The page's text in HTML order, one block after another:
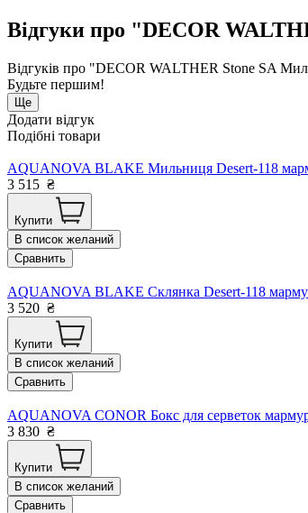
Відгуки про "DECOR
Відгуків про "DECOR WALTHER Stone SA
Будьте першим!
Ще
Додати відгук
Подібні товари
AQUANOVA BLAKE Мильниця Desert-118
3 515 ₴
Купити
В список желаний
Сравнить
AQUANOVA BLAKE Склянка Desert-118
3 520 ₴
Купити
В список желаний
Сравнить
AQUANOVA CONOR Бокс для серветок
3 830 ₴
Купити
В список желаний
Сравнить